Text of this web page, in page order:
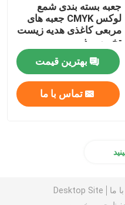
جعبه بسته بندی شمع
لوکس CMYK جعبه های
مربعی کاغذی هدیه زیست
تخریب پذیر
بهترین قیمت
تماس با ما
ما
Desktop Site